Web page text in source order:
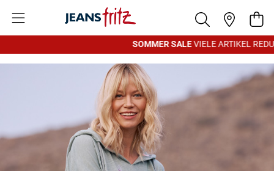
SOMMER SALEVIELE ARTIKEL